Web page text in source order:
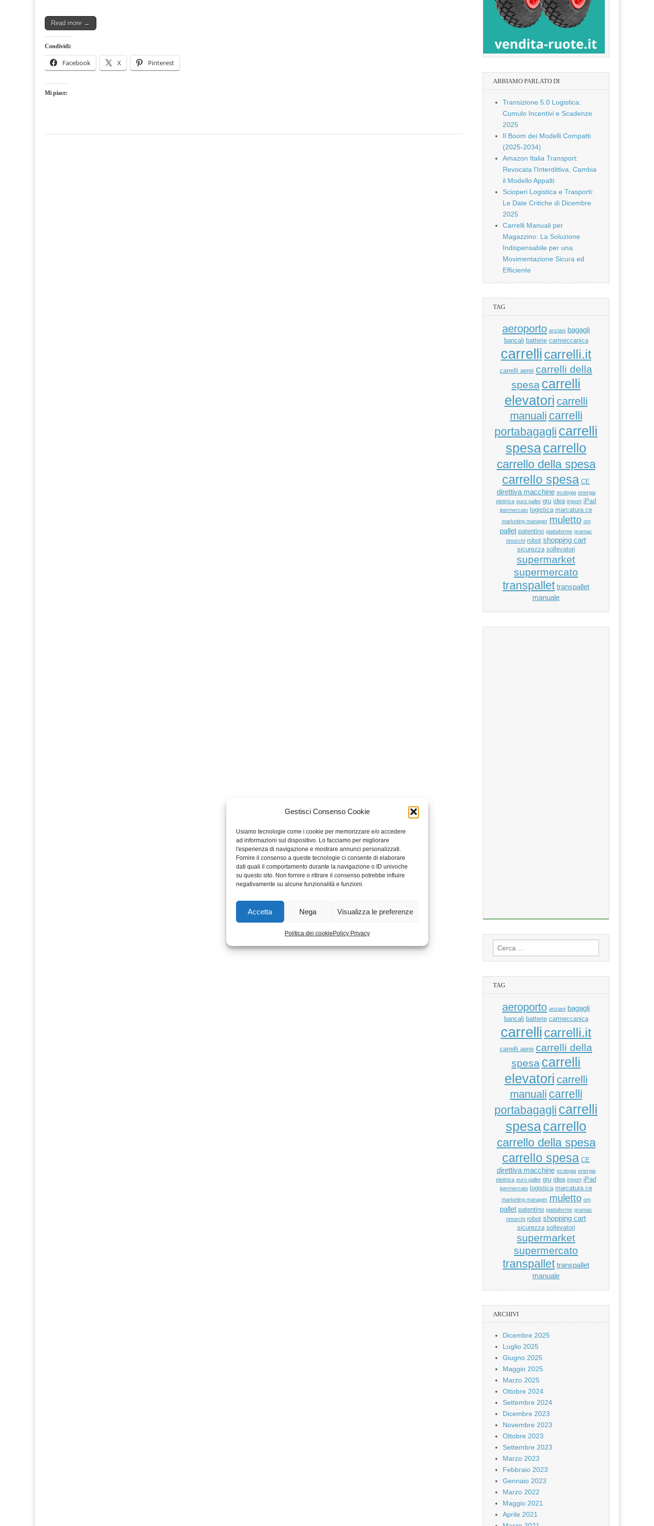
Gestisci Consenso Cookie
Usiamo tecnologie come i cookie per memorizzare e/o accedere
ad informazioni sul dispositivo. Lo facciamo per migliorare
l'esperienza di navigazione e mostrare annunci personalizzati.
Fornire il consenso a queste tecnologie ci consente di elaborare
dati quali il comportamento durante la navigazione o ID univoche
su questo sito. Non fornire o ritirare il consenso potrebbe influire
negativamente su alcune funzionalità e funzioni.
Accetta Nega Visualizza le preferenze
Politica dei cookie Policy Privacy
Read more →
Condividi:
Facebook X Pinterest
Mi piace:
ABBIAMO PARLATO DI
Transizione 5.0 Logistica:
Cumulo Incentivi e Scadenze
2025
Il Boom dei Modelli Compatti
(2025-2034)
Amazon Italia Transport:
Revocata l’Interdittiva, Cambia
il Modello Appalti
Scioperi Logistica e Trasporti:
Le Date Critiche di Dicembre
2025
Carrelli Manuali per
Magazzino: La Soluzione
Indispensabile per una
Movimentazione Sicura ed
Efficiente
TAG
aeroporto anziani bagagli
bancali batterie carmeccanica
carrelli carrelli.it
carrelli aerei carrelli della
spesa carrelli
elevatori carrelli
manuali carrelli
portabagagli carrelli
spesacarrello
carrello della spesa
carrello spesa CE
direttiva macchine ecologia energia
elettrica euro pallet gru idea import iPad
ipermercato logistica marcatura ce
marketing manager muletto om
pallet patentino piattaforme pramac
rimorchi robot shopping cart
sicurezza sollevatori
supermarket
supermercato
transpallet transpallet
manuale
Ricerca
per:
TAG
aeroporto anziani bagagli
bancali batterie carmeccanica
carrelli carrelli.it
carrelli aerei carrelli della
spesa carrelli
elevatori carrelli
manuali carrelli
portabagagli carrelli
spesacarrello
carrello della spesa
carrello spesa CE
direttiva macchine ecologia energia
elettrica euro pallet gru idea import iPad
ipermercato logistica marcatura ce
marketing manager muletto om
pallet patentino piattaforme pramac
rimorchi robot shopping cart
sicurezza sollevatori
supermarket
supermercato
transpallet transpallet
manuale
ARCHIVI
Dicembre 2025
Luglio 2025
Giugno 2025
Maggio 2025
Marzo 2025
Ottobre 2024
Settembre 2024
Dicembre 2023
Novembre 2023
Ottobre 2023
Settembre 2023
Marzo 2023
Febbraio 2023
Gennaio 2023
Marzo 2022
Maggio 2021
Aprile 2021